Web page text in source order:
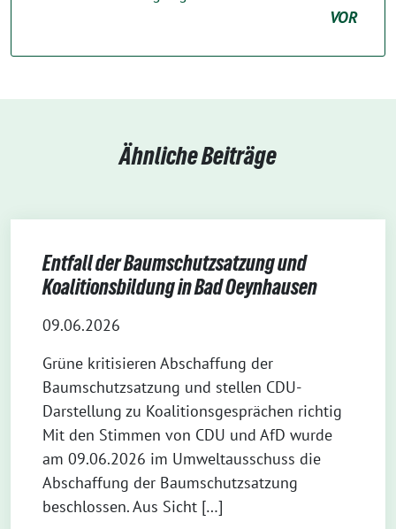
VOR
Ähnliche Beiträge
Entfall der Baumschutzsatzung und
Koalitionsbildung in Bad Oeynhausen
09.06.2026
Grüne kritisieren Abschaffung der
Baumschutzsatzung und stellen CDU-
Darstellung zu Koalitionsgesprächen richtig
Mit den Stimmen von CDU und AfD wurde
am 09.06.2026 im Umweltausschuss die
Abschaffung der Baumschutzsatzung
beschlossen. Aus Sicht […]